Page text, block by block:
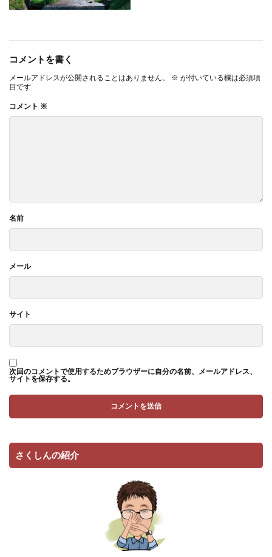
コメントを書く
メールアドレスが公開されることはありません。 ※ が付いている欄は必須項
目です
コメント ※
名前
メール
サイト
次回のコメントで使用するためブラウザーに自分の名前、メールアドレス、
サイトを保存する。
さくしんの紹介